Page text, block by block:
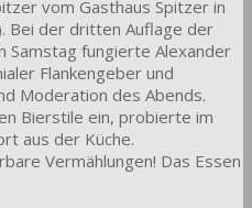
vom Gasthaus Spitzer in
Bei der dritten Auflage der
Samstag fungierte Alexander
Flankengeber und
Moderation des Abends.
Bierstile ein, probierte im
aus der Küche.
Vermählungen! Das Essen